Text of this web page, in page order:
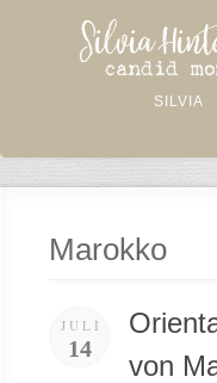
SILVIA
Marokko
JULI
14
von